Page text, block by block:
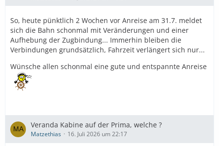
So, heute pünktlich 2 Wochen vor Anreise am 31.7. meldet
sich die Bahn schonmal mit Veränderungen und einer
Aufhebung der Zugbindung... Immerhin bleiben die
Verbindungen grundsätzlich, Fahrzeit verlängert sich nur...
Wünsche allen schonmal eine gute und entspannte Anreise
Veranda Kabine auf der Prima, welche ?
Matzethias 16. Juli 2026 um 22:17